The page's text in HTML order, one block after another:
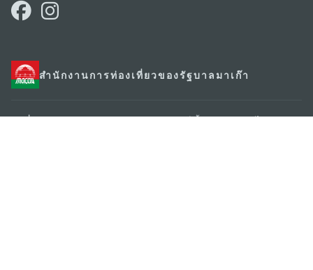
สำนักงานการท่องเที่ยวของรัฐบาลมาเก๊า